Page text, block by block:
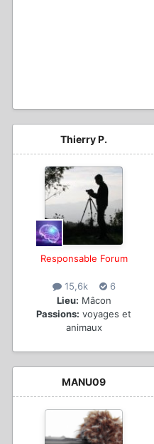
Thierry P.
Responsable Forum
15,6k
6
Lieu: Mâcon
Passions: voyages et
animaux
MANU09